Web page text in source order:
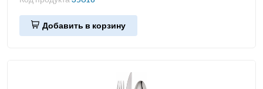
Добавить в корзину